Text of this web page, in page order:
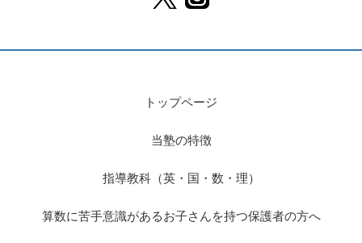
トップページ
当塾の特徴
指導教科（英・国・数・理）
算数に苦手意識があるお子さんを持つ保護者の方へ